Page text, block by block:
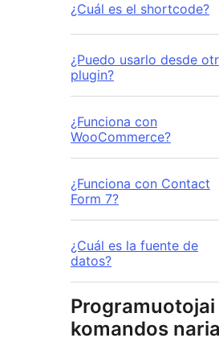
¿Cuál es el shortcode?
¿Puedo usarlo desde
plugin?
¿Funciona con
WooCommerce?
¿Funciona con Contact
Form 7?
¿Cuál es la fuente de
datos?
Programuotojai
komandos